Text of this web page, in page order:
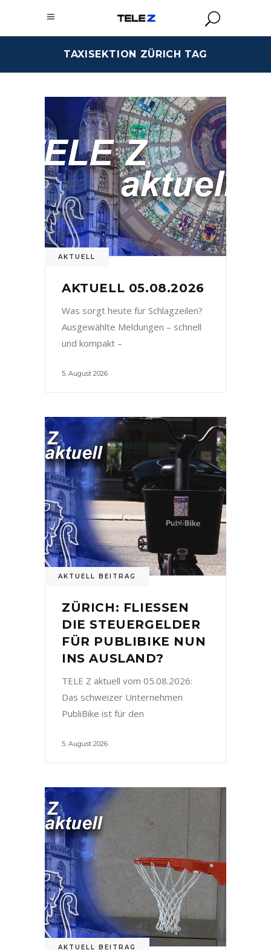
TAXISEKTION ZÜRICH TAG
AKTUELL
AKTUELL 05.08.2026
Was sorgt heute für Schlagzeilen?
Ausgewählte Meldungen – schnell
und kompakt –
5. August 2026
AKTUELL BEITRAG
ZÜRICH: FLIESSEN
DIE STEUERGELDER
FÜR PUBLIBIKE NUN
INS AUSLAND?
TELE Z aktuell vom 05.08.2026:
Das schweizer Unternehmen
PubliBike ist für den
5. August 2026
AKTUELL BEITRAG